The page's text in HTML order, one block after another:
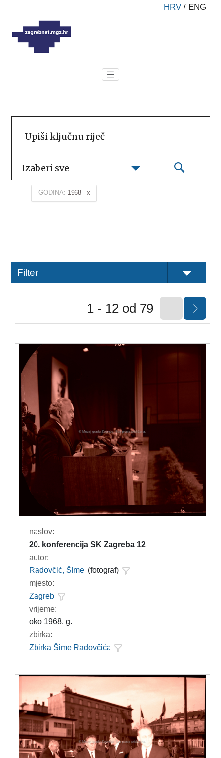
HRV / ENG
Izaberi sve
GODINA: 1968
Filter
1 - 12 od 79
naslov:
20. konferencija SK Zagreba 12
autor:
Radovčić, Šime (fotograf)
mjesto:
Zagreb
vrijeme:
oko 1968. g.
zbirka:
Zbirka Šime Radovčića